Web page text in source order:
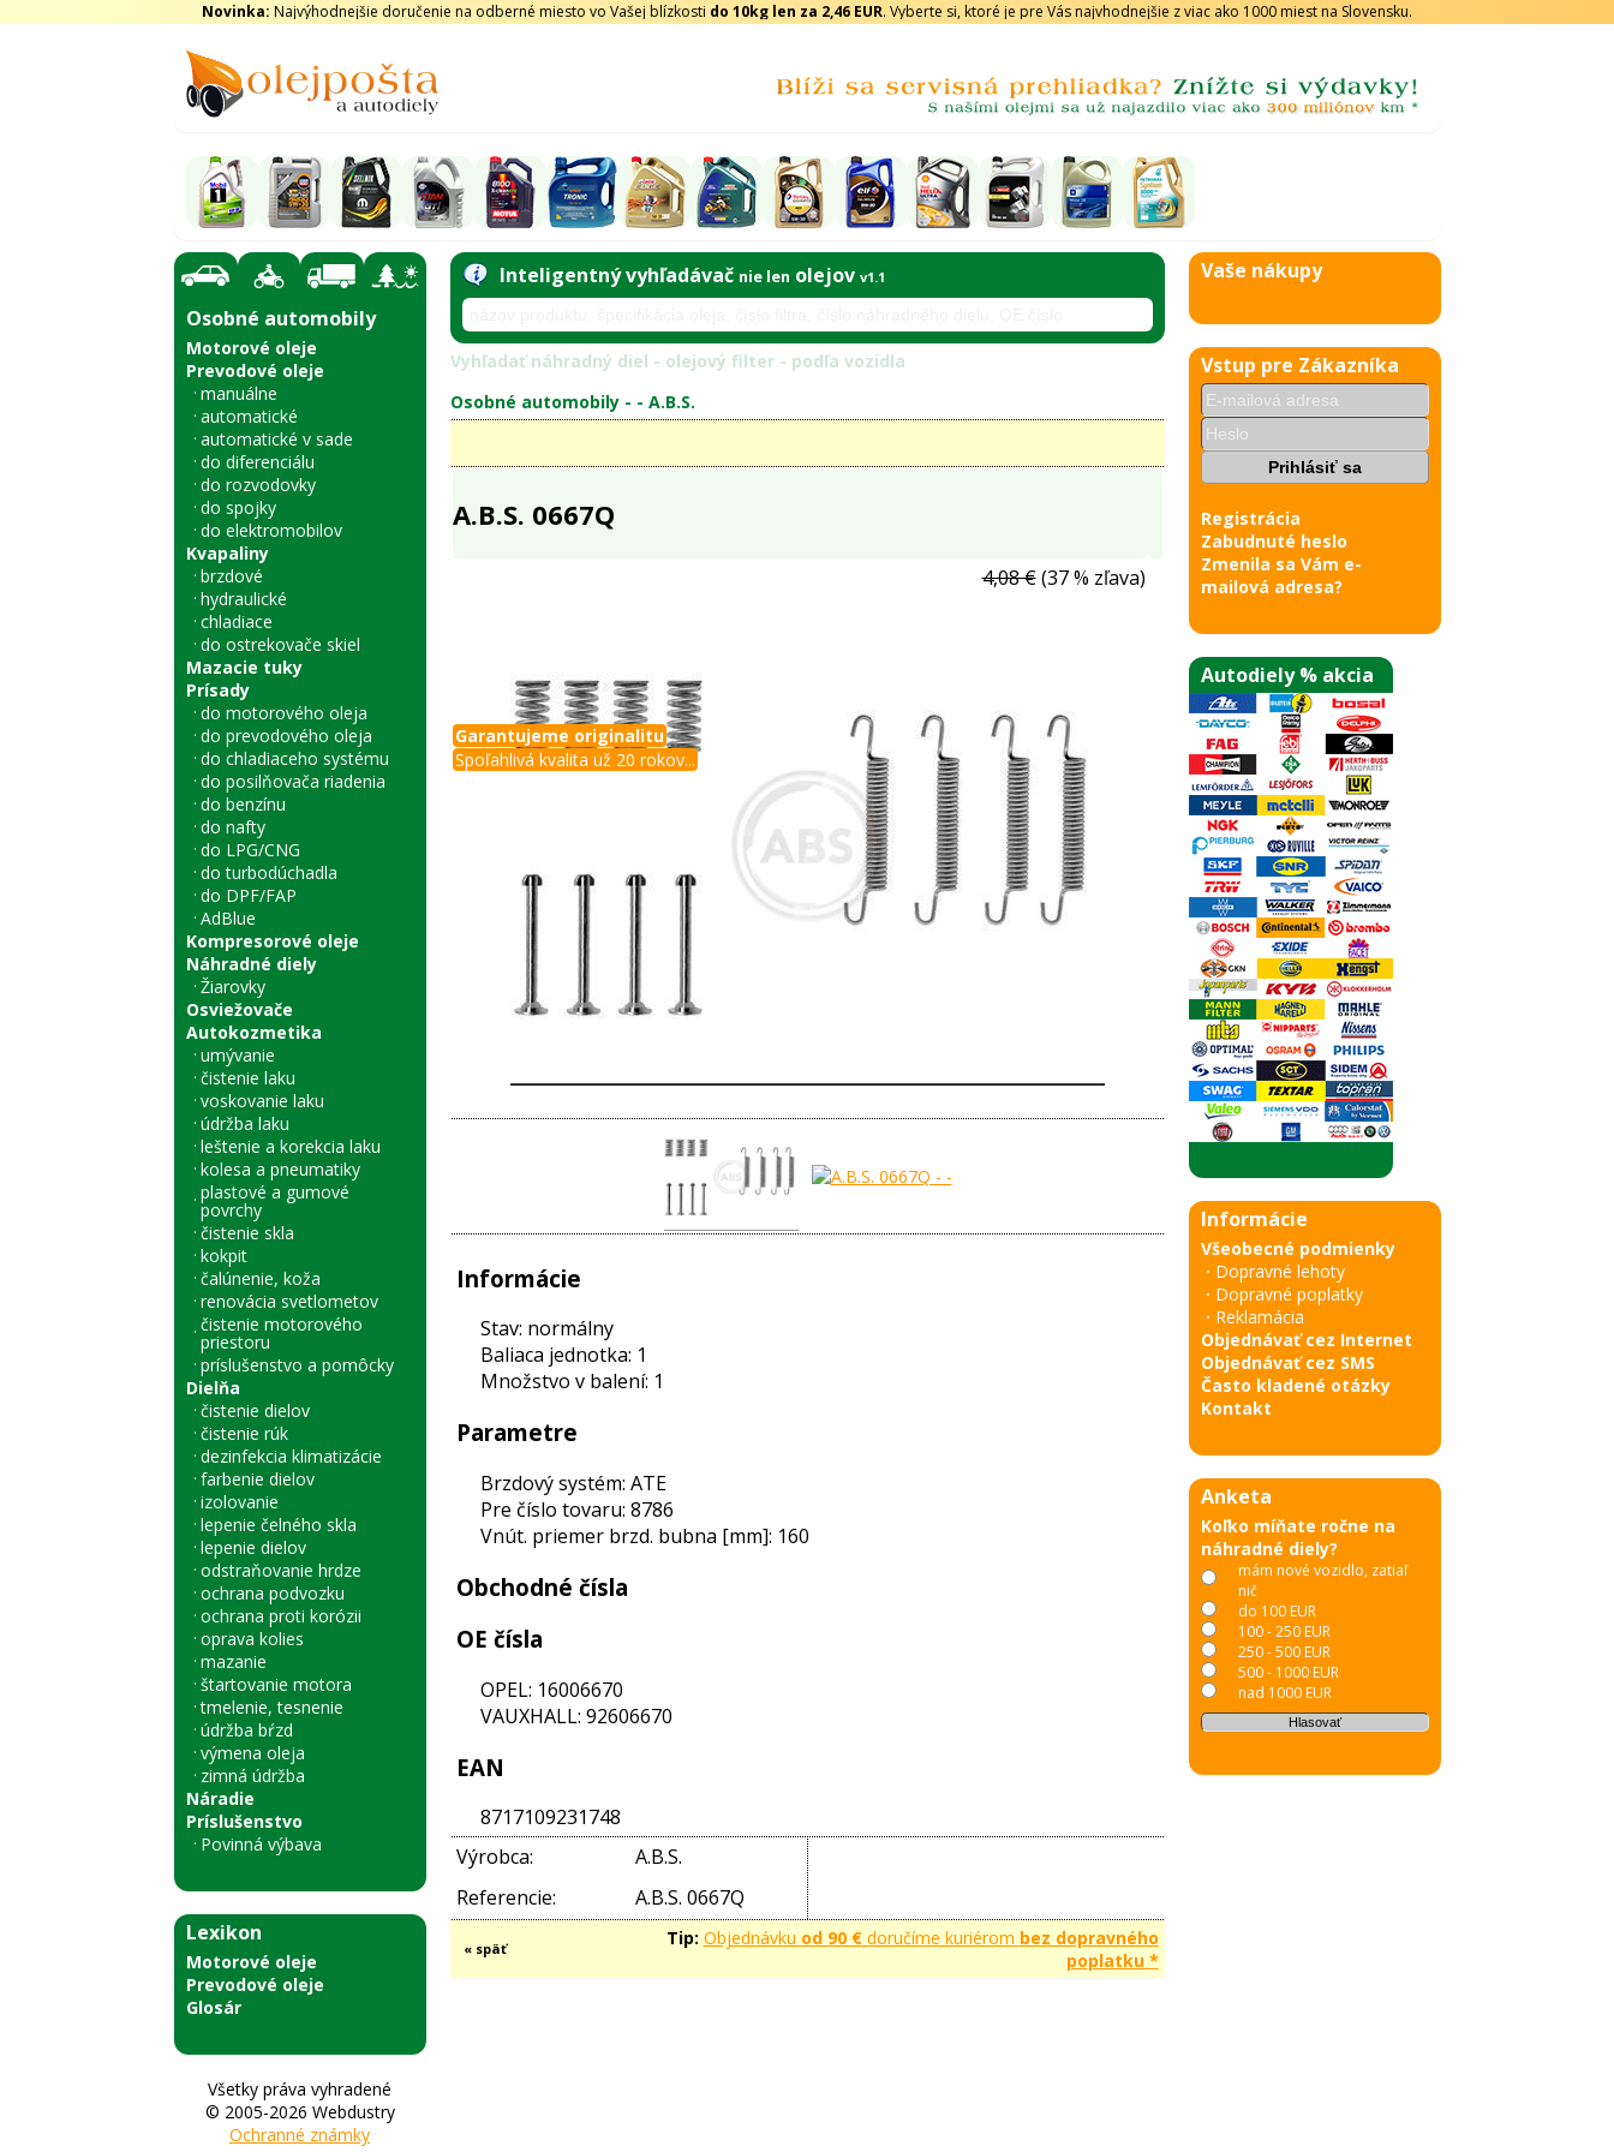
Novinka: Najvýhodnejšie doručenie na odberné miesto vo Vašej blízkosti do 10kg len za 2,46 EUR. Vyberte si, ktoré je pre Vás najvhodnejšie z viac ako 1000 miest na Slovensku.
Osobné automobily
Motorové oleje
Prevodové oleje
manuálne
automatické
automatické v sade
do diferenciálu
do rozvodovky
do spojky
do elektromobilov
Kvapaliny
brzdové
hydraulické
chladiace
do ostrekovače skiel
Mazacie tuky
Prísady
do motorového oleja
do prevodového oleja
do chladiaceho systému
do posilňovača riadenia
do benzínu
do nafty
do LPG/CNG
do turbodúchadla
do DPF/FAP
AdBlue
Kompresorové oleje
Náhradné diely
Žiarovky
Osviežovače
Autokozmetika
umývanie
čistenie laku
voskovanie laku
údržba laku
leštenie a korekcia laku
kolesa a pneumatiky
plastové a gumové
povrchy
čistenie skla
kokpit
čalúnenie, koža
renovácia svetlometov
čistenie motorového
priestoru
príslušenstvo a pomôcky
Dielňa
čistenie dielov
čistenie rúk
dezinfekcia klimatizácie
farbenie dielov
izolovanie
lepenie čelného skla
lepenie dielov
odstraňovanie hrdze
ochrana podvozku
ochrana proti korózii
oprava kolies
mazanie
štartovanie motora
tmelenie, tesnenie
údržba bŕzd
výmena oleja
zimná údržba
Náradie
Príslušenstvo
Povinná výbava
Lexikon
Motorové oleje
Prevodové oleje
Glosár
Všetky práva vyhradené
© 2005-2026 Webdustry
Ochranné známky
Inteligentný vyhľadávač nie len olejov v1.1
Vyhľadať náhradný diel - olejový filter - podľa vozidla
Osobné automobily - - A.B.S.
A.B.S. 0667Q
4,08 €(37 % zľava)
Garantujeme originalitu
Spoľahlivá kvalita už 20 rokov...
Informácie
Stav: normálny
Baliaca jednotka: 1
Množstvo v balení: 1
Parametre
Brzdový systém: ATE
Pre číslo tovaru: 8786
Vnút. priemer brzd. bubna [mm]: 160
Obchodné čísla
OE čísla
OPEL: 16006670
VAUXHALL: 92606670
EAN
8717109231748
Výrobca:
A.B.S.
Referencie:
A.B.S. 0667Q
« späť Tip: Objednávku od 90 €doručíme kuriérom bez dopravného
poplatku *
Vaše nákupy
Vstup pre Zákazníka
Registrácia
Zabudnuté heslo
Zmenila sa Vám e-
mailová adresa?
Autodiely % akcia
Informácie
Všeobecné podmienky
· Dopravné lehoty
· Dopravné poplatky
· Reklamácia
Objednávať cez Internet
Objednávať cez SMS
Často kladené otázky
Kontakt
Anketa
Koľko míňate ročne na
náhradné diely?
mám nové vozidlo, zatiaľ
nič
do 100 EUR
100 - 250 EUR
250 - 500 EUR
500 - 1000 EUR
nad 1000 EUR